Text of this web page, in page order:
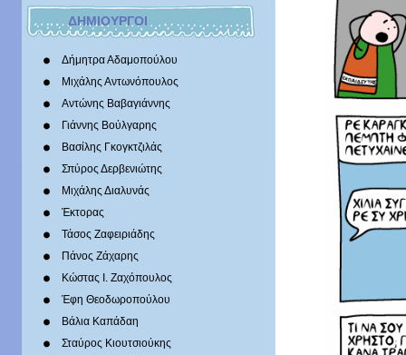
ΔΗΜΙΟΥΡΓΟΙ
Δήμητρα Αδαμοπούλου
Μιχάλης Αντωνόπουλος
Αντώνης Βαβαγιάννης
Γιάννης Βούλγαρης
Βασίλης Γκογκτζιλάς
Σπύρος Δερβενιώτης
Mιχάλης Διαλυνάς
Έκτορας
Τάσος Ζαφειριάδης
Πάνος Ζάχαρης
Κώστας Ι. Ζαχόπουλoς
Έφη Θεοδωροπούλου
Βάλια Καπάδαη
Σταύρος Κιουτσιούκης